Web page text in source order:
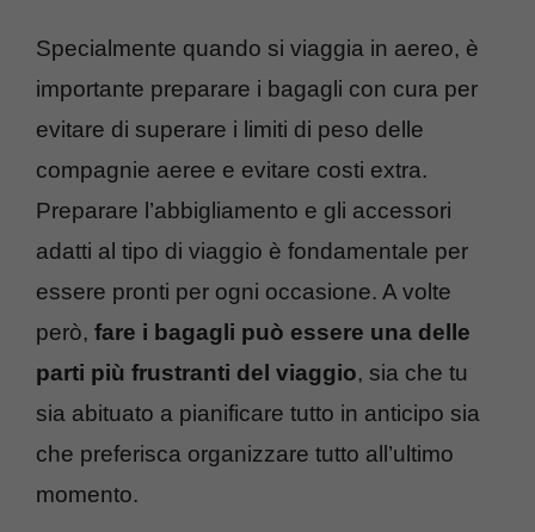
Specialmente quando si viaggia in aereo, è
importante preparare i bagagli con cura per
evitare di superare i limiti di peso delle
compagnie aeree e evitare costi extra.
Preparare l’abbigliamento e gli accessori
adatti al tipo di viaggio è fondamentale per
essere pronti per ogni occasione. A volte
però, fare i bagagli può essere una delle
parti più frustranti del viaggio, sia che tu
sia abituato a pianificare tutto in anticipo sia
che preferisca organizzare tutto all’ultimo
momento.